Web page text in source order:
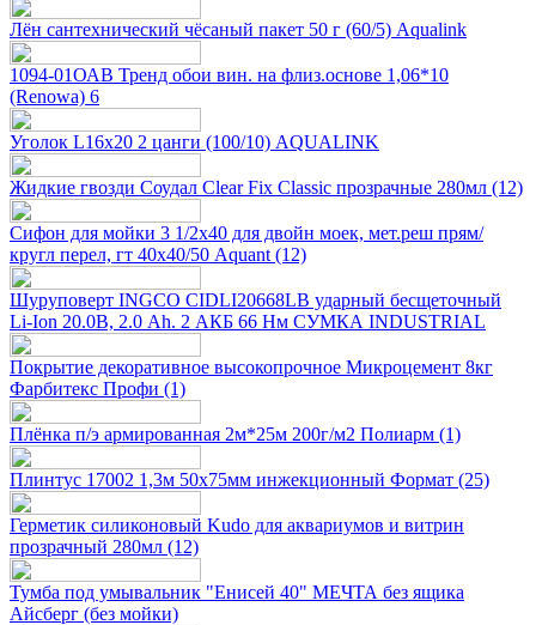
Лён сантехнический чёсаный пакет 50 г (60/5) Aqualink
1094-01ОАВ Тренд обои вин. на флиз.основе 1,06*10
(Renowa) 6
Уголок L16х20 2 цанги (100/10) AQUALINK
Жидкие гвозди Соудал Clear Fix Classic прозрачные 280мл (12)
Сифон для мойки 3 1/2х40 для двойн моек, мет.реш прям/
кругл перел, гт 40х40/50 Aquant (12)
Шуруповерт INGCO CIDLI20668LB ударный бесщеточный
Li-Ion 20.0В, 2.0 Ah. 2 АКБ 66 Нм СУМКА INDUSTRIAL
Покрытие декоративное высокопрочное Микроцемент 8кг
Фарбитекс Профи (1)
Плёнка п/э армированная 2м*25м 200г/м2 Полиарм (1)
Плинтус 17002 1,3м 50х75мм инжекционный Формат (25)
Герметик силиконовый Kudo для аквариумов и витрин
прозрачный 280мл (12)
Тумба под умывальник "Енисей 40" МЕЧТА без ящика
Айсберг (без мойки)